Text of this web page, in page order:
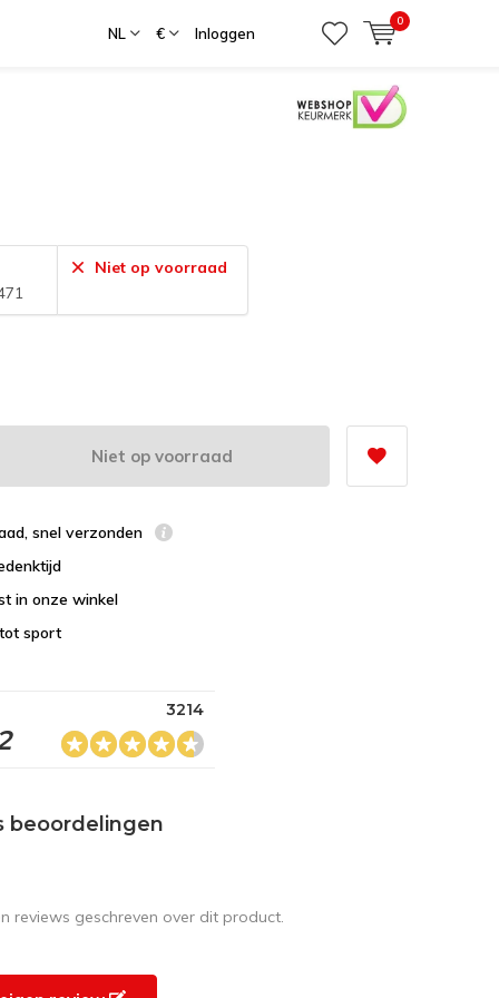
NL € Inloggen
0
Niet op voorraad
Niet op voorraad
snel verzonden
in onze winkel
sport
3214
beoordelingen
reviews geschreven over dit product.